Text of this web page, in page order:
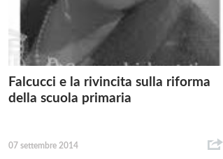
Falcucci e la rivincita sulla riforma
della scuola primaria
07 settembre 2014